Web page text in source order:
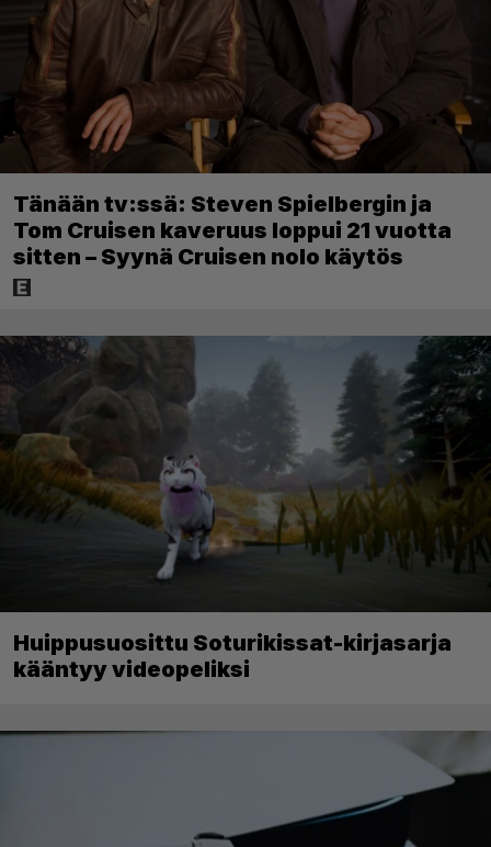
Tänään tv:ssä: Steven Spielbergin ja
Tom Cruisen kaveruus loppui 21 vuotta
sitten – Syynä Cruisen nolo käytös
Huippusuosittu Soturikissat-kirjasarja
kääntyy videopeliksi